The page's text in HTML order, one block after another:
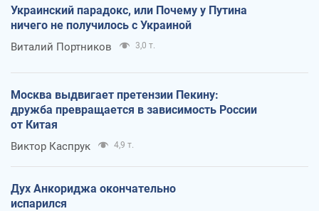
Украинский парадокс, или Почему у Путина
ничего не получилось с Украиной
Виталий Портников 3,0 т.
Москва выдвигает претензии Пекину:
дружба превращается в зависимость России
от Китая
Виктор Каспрук 4,9 т.
Дух Анкориджа окончательно
испарился